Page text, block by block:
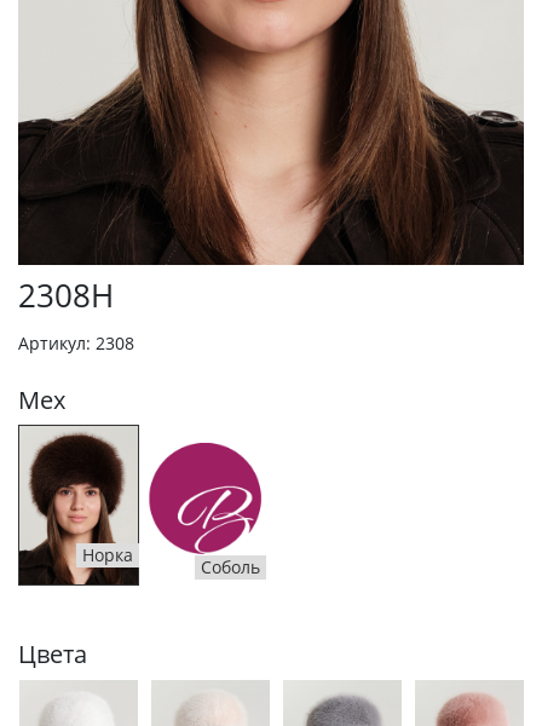
2308Н
Артикул: 2308
Мех
Норка Соболь
Цвета